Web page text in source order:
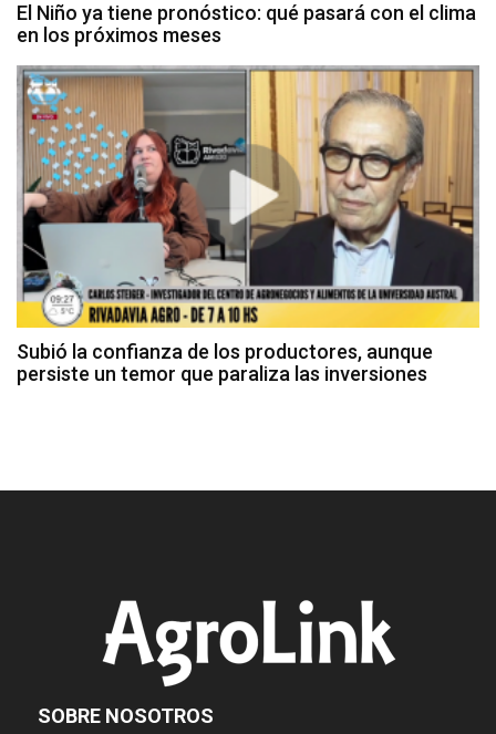
El Niño ya tiene pronóstico: qué pasará con el clima
en los próximos meses
Subió la confianza de los productores, aunque
persiste un temor que paraliza las inversiones
SOBRE NOSOTROS